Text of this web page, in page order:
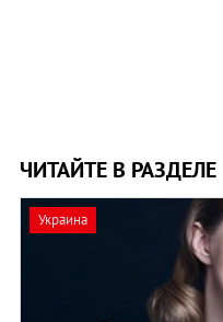
ЧИТАЙТЕ В РАЗДЕЛЕ
Украина